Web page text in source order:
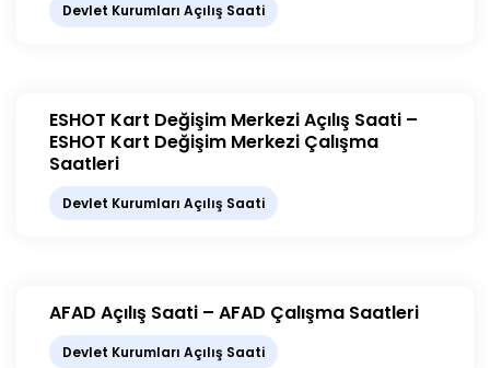
Devlet Kurumları Açılış Saati
ESHOT Kart Değişim Merkezi Açılış Saati –
ESHOT Kart Değişim Merkezi Çalışma
Saatleri
Devlet Kurumları Açılış Saati
AFAD Açılış Saati – AFAD Çalışma Saatleri
Devlet Kurumları Açılış Saati